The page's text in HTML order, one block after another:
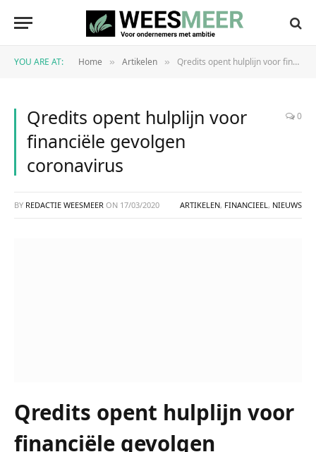
YOU ARE AT: Home » Artikelen » Qredits opent hulplijn voor financiële gevolgen coronavirus
Qredits opent hulplijn voor
financiële gevolgen
coronavirus
0
BY REDACTIE WEESMEER ON 17/03/2020 ARTIKELEN, FINANCIEEL, NIEUWS
Qredits opent hulplijn voor
financiële gevolgen